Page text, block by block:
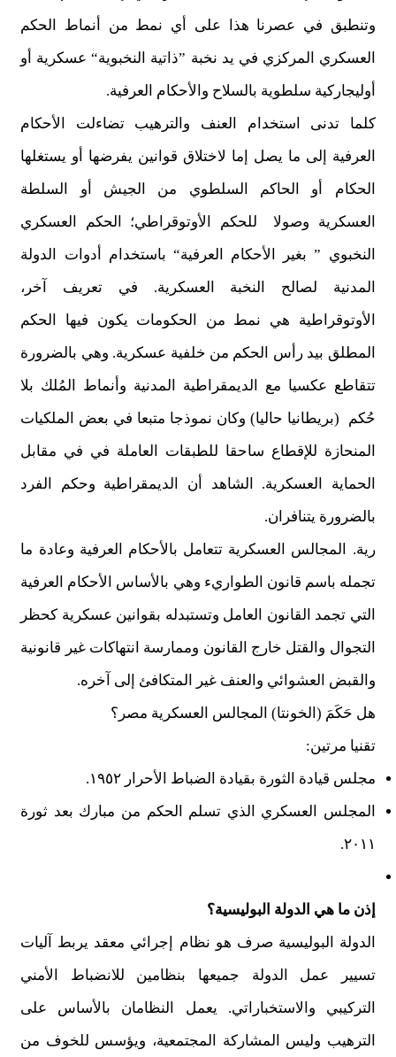
وتنطبق في عصرنا هذا على أي نمط من أنماط الحكم
العسكري المركزي في يد نخبة ”ذاتية النخبوية“ عسكرية أو
أوليجاركية سلطوية بالسلاح والأحكام العرفية.
كلما تدنى استخدام العنف والترهيب تضاءلت الأحكام
العرفية إلى ما يصل إما لاختلاق قوانين يفرضها أو يستغلها
الحكام أو الحاكم السلطوي من الجيش أو السلطة
العسكرية وصولا للحكم الأوتوقراطي؛ الحكم العسكري
النخبوي ” بغير الأحكام العرفية“ باستخدام أدوات الدولة
المدنية لصالح النخبة العسكرية. في تعريف آخر،
الأوتوقراطية هي نمط من الحكومات يكون فيها الحكم
المطلق بيد رأس الحكم من خلفية عسكرية. وهي بالضرورة
تتقاطع عكسيا مع الديمقراطية المدنية وأنماط المُلك بلا
حُكم (بريطانيا حاليا) وكان نموذجا متبعا في بعض الملكيات
المنحازة للإقطاع ساحقا للطبقات العاملة في في مقابل
الحماية العسكرية. الشاهد أن الديمقراطية وحكم الفرد
بالضرورة يتنافران.
رية. المجالس العسكرية تتعامل بالأحكام العرفية وعادة ما
تجمله باسم قانون الطواريء وهي بالأساس الأحكام العرفية
التي تجمد القانون العامل وتستبدله بقوانين عسكرية كحظر
التجوال والقتل خارج القانون وممارسة انتهاكات غير قانونية
والقبض العشوائي والعنف غير المتكافئ إلى آخره.
هل حَكَمَ (الخونتا) المجالس العسكرية مصر؟
تقنيا مرتين:
مجلس قيادة الثورة بقيادة الضباط الأحرار ١٩٥٢.
المجلس العسكري الذي تسلم الحكم من مبارك بعد ثورة
٢٠١١.
إذن ما هي الدولة البوليسية؟
الدولة البوليسية صرف هو نظام إجرائي معقد يربط آليات
تسيير عمل الدولة جميعها بنظامين للانضباط الأمني
التركيبي والاستخباراتي. يعمل النظامان بالأساس على
الترهيب وليس المشاركة المجتمعية، ويؤسس للخوف من